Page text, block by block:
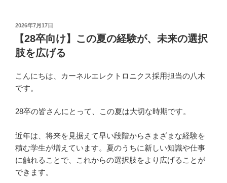
投
日:
2026年7月17日
【28卒向け】この夏の経験が、未来の選択
肢を広げる
こんにちは、カーネルエレクトロニクス採用担当の八木
です。
28卒の皆さんにとって、この夏は大切な時期です。
近年は、将来を見据えて早い段階からさまざまな経験を
積む学生が増えています。夏のうちに新しい知識や仕事
に触れることで、これからの選択肢をより広げることが
できます。